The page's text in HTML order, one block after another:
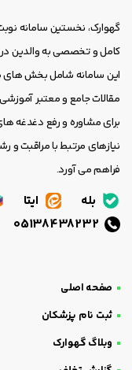
گهوارک، نخستین سامانه
کامل و تخصصی به والدین
این سامانه شامل بخش
مقالات جامع و معتبر
برای مشاوره و رفع دغدغه
نیازهای مرتبط با مراقبت و
فراهم می آورد.
بله ایتا
صفحه اصلی
ثبت نام پزشکان
وبلاگ گهوارک